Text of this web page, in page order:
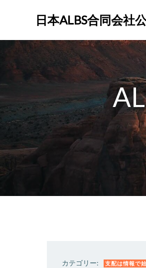
ン
プ
日本ALBS合同会社
カテゴリー: 支配は情報で